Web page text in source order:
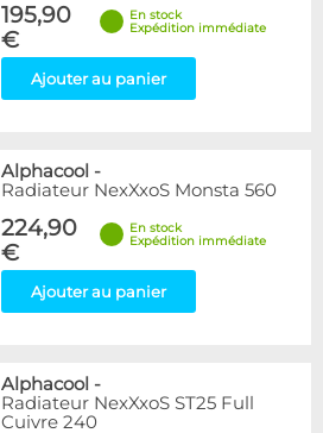
195,90
€
En stock
Expédition immédiate
Ajouter au panier
Alphacool -
Radiateur NexXxoS Monsta 560
224,90
€
En stock
Expédition immédiate
Ajouter au panier
Alphacool -
Radiateur NexXxoS ST25 Full
Cuivre 240